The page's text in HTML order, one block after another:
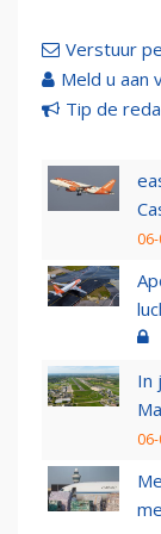
Verstuur
Meld u aan
Tip de
In